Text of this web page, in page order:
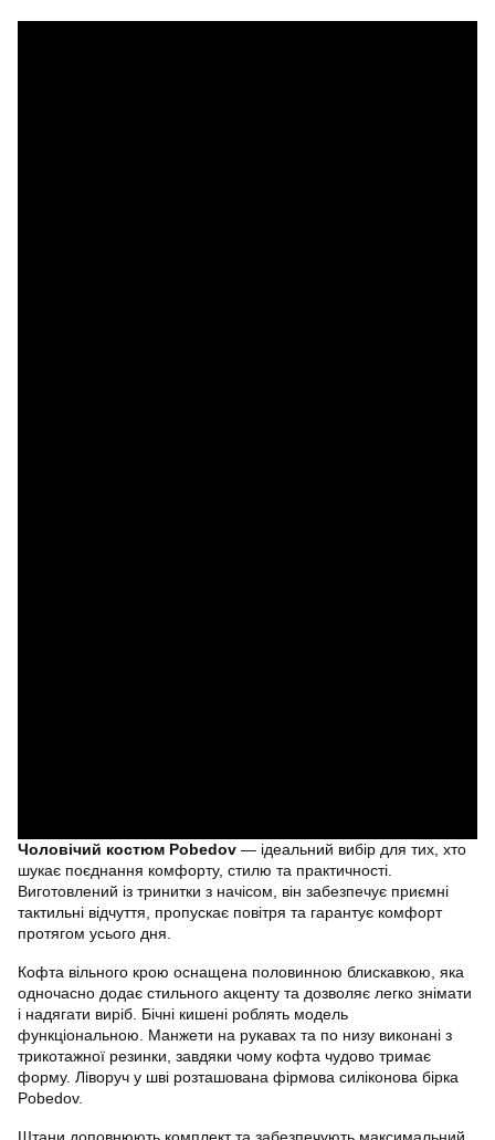
Чоловічий костюм Pobedov — ідеальний вибір для тих, хто
шукає поєднання комфорту, стилю та практичності.
Виготовлений із тринитки з начісом, він забезпечує приємні
тактильні відчуття, пропускає повітря та гарантує комфорт
протягом усього дня.
Кофта вільного крою оснащена половинною блискавкою, яка
одночасно додає стильного акценту та дозволяє легко знімати
і надягати виріб. Бічні кишені роблять модель
функціональною. Манжети на рукавах та по низу виконані з
трикотажної резинки, завдяки чому кофта чудово тримає
форму. Ліворуч у шві розташована фірмова силіконова бірка
Pobedov.
Штани доповнюють комплект та забезпечують максимальний